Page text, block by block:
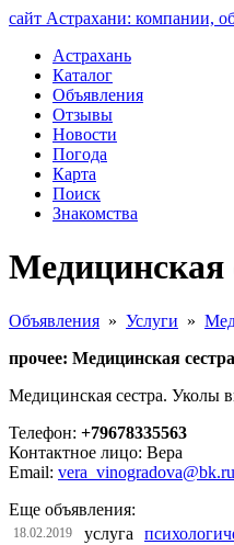
сайт Астрахани: компании,
Астрахань
Каталог
Объявления
Отзывы
Новости
Погода
Карта
Поиск
Знакомства
Медицинская
Объявления » Услуги »
прочее: Медицинская сестра
Медицинская сестра. Уколы
Телефон: +79678335563
Контактное лицо: Вера
Email: vera_vinogradova@bk.ru
Еще объявления:
18.02.2019 услуга